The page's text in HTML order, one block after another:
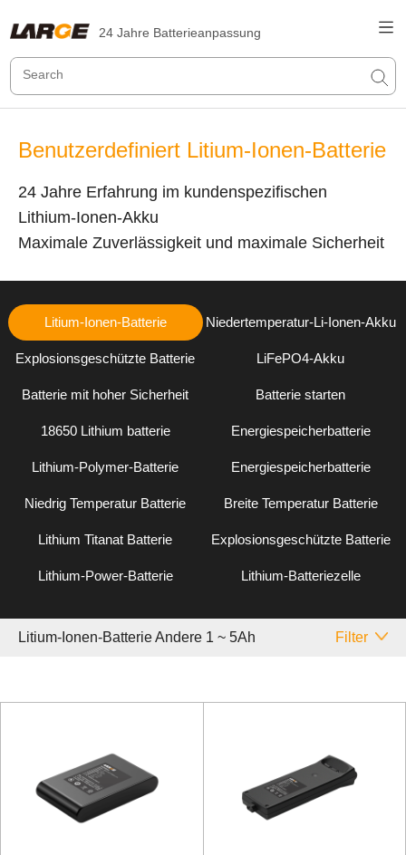
24 Jahre Batterieanpassung
Benutzerdefiniert Litium-Ionen-Batterie
24 Jahre Erfahrung im kundenspezifischen
Lithium-Ionen-Akku
Maximale Zuverlässigkeit und maximale Sicherheit
Litium-Ionen-Batterie Niedertemperatur-Li-Ionen-Akku
Explosionsgeschützte Batterie LiFePO4-Akku
Batterie mit hoher Sicherheit Batterie starten
18650 Lithium batterie Energiespeicherbatterie
Lithium-Polymer-Batterie Energiespeicherbatterie
Niedrig Temperatur Batterie Breite Temperatur Batterie
Lithium Titanat Batterie Explosionsgeschützte Batterie
Lithium-Power-Batterie Lithium-Batteriezelle
Litium-Ionen-Batterie Andere 1 ~ 5Ah Filter